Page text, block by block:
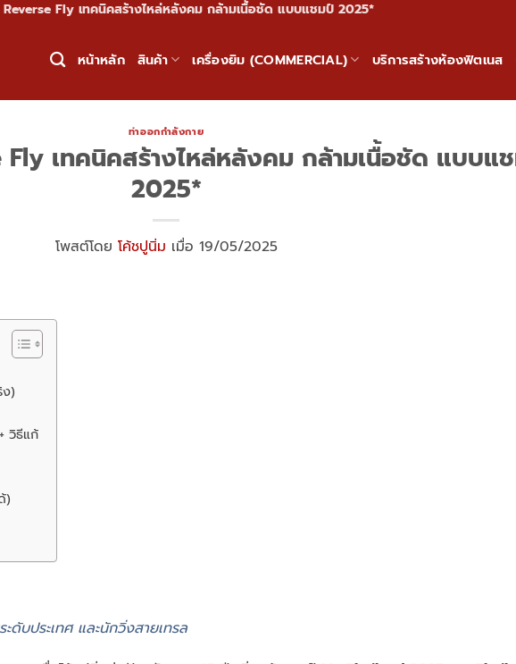
Fly เทคนิคสร้างไหล่หลังคม กล้ามเนื้อชัด แบบแชมป์ 2025*
หน้าหลัก สินค้า เครื่องยิม (COMMERCIAL) บริการสร้างห้องฟิตเนส
ท่าออกกำลังกาย
เทคนิคสร้างไหล่หลังคม กล้ามเนื้อชัด แบบแ
2025*
โพสต์โดย โค้ชปูนิ่ม เมื่อ 19/05/2025
)
วิธีแก้
)
ดับประเทศ และนักวิ่งสายเทรล